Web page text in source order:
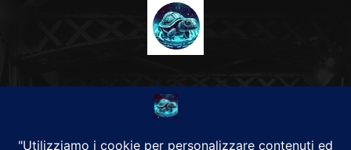
CHI SIAMO
Alground Geopolitica e Cyberwarfare.